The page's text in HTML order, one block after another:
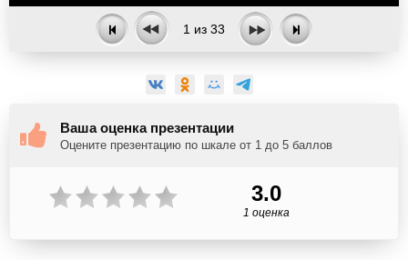
1 из 33
Ваша оценка презентации
Оцените презентацию по шкале от 1 до 5 баллов
3.0
1 оценка